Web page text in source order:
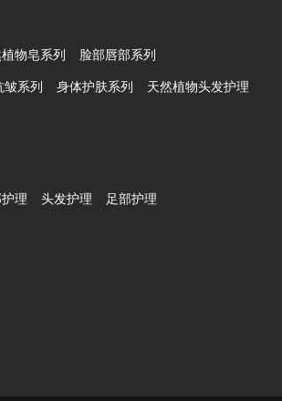
物皂系列 脸部唇部系列
系列 身体护肤系列 天然植物头发护理
理 头发护理 足部护理